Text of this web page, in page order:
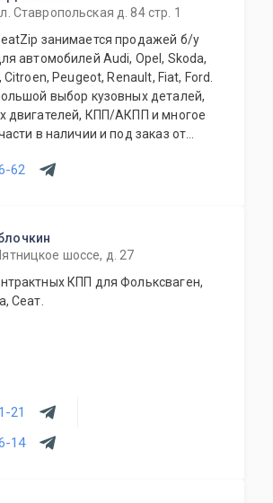
Ставропольская д. 84 стр. 1
занимается продажей б/у
автомобилей Audi, Opel, Skoda,
Peugeot, Renault, Fiat, Ford.
выбор кузовных деталей,
двигателей, КПП/АКПП и многое
в наличии и под заказ от
62
шоссе, д. 27
КПП для Фольксваген,
Сеат.
21
14